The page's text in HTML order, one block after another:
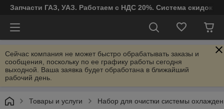
Запчасти ГАЗ, УАЗ. Работаем с НДС 20%. Система скидок
Сейчас компания не может быстро обрабатывать заказы и
сообщения, поскольку по ее графику работы сегодня
выходной. Ваша заявка будет обработана в ближайший
рабочий день.
Товары и услуги Набор для очистки системы